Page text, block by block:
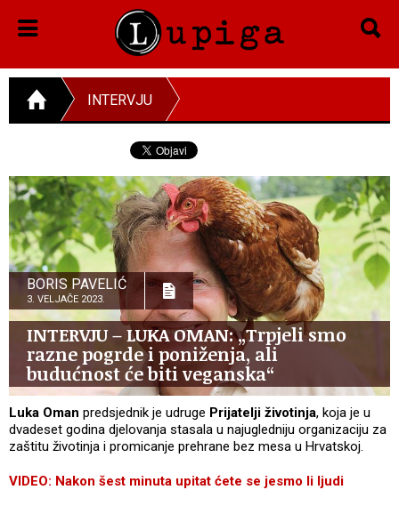
INTERVJU
BORIS PAVELIĆ
3. VELJAČE 2023.
INTERVJU – LUKA OMAN: „Trpjeli smo
razne pogrde i poniženja, ali
budućnost će biti veganska“
Luka Oman predsjednik je udruge Prijatelji životinja, koja je u
dvadeset godina djelovanja stasala u najugledniju organizaciju za
zaštitu životinja i promicanje prehrane bez mesa u Hrvatskoj.
VIDEO: Nakon šest minuta upitat ćete se jesmo li ljudi